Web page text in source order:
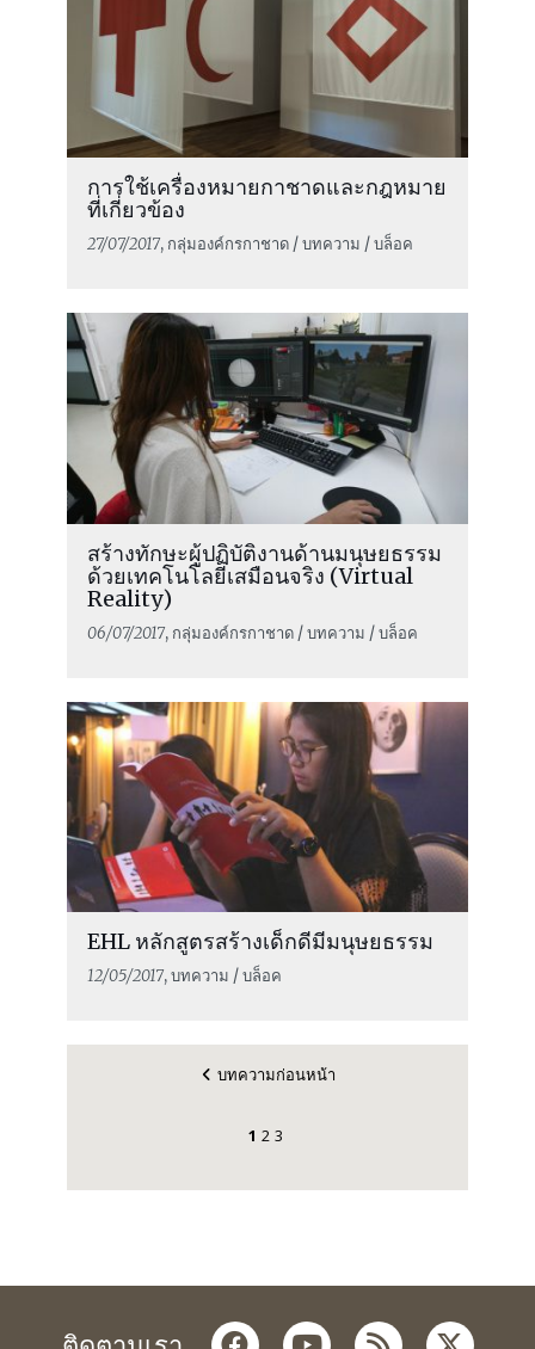
การใช้เครื่องหมายกาชาดและกฎหมาย
ที่เกี่ยวข้อง
27/07/2017, กลุ่มองค์กรกาชาด / บทความ / บล็อค
สร้างทักษะผู้ปฏิบัติงานด้านมนุษยธรรม
ด้วยเทคโนโลยีเสมือนจริง (Virtual
Reality)
06/07/2017, กลุ่มองค์กรกาชาด / บทความ / บล็อค
EHL หลักสูตรสร้างเด็กดีมีมนุษยธรรม
12/05/2017, บทความ / บล็อค
บทความก่อนหน้า
1 2 3
facebookyoutube
rss twitter